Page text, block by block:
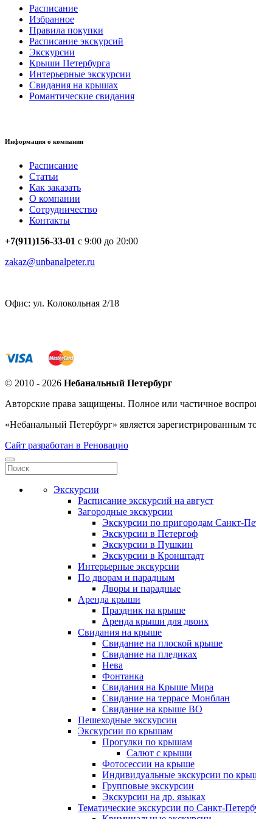
Расписание
Избранное
Правила покупки
Расписание экскурсий
Экскурсии
Крыши Петербурга
Интерьерные экскурсии
Свидания на крышах
Романтические свидания
Информация о компании
Расписание
Статьи
Как заказать
О компании
Сотрудничество
Контакты
+7(911)156-33-01 с 9:00 до 20:00
zakaz@unbanalpeter.ru
Офис: ул. Колокольная 2/18
© 2010 - 2026 Небанальный Петербург
Авторские права защищены. Полное или частичное
«Небанальный Петербург» является зарегистрированным
Сайт разработан в Реновацио
Экскурсии
Расписание экскурсий на август
Загородные экскурсии
Экскурсии по пригородам Санкт-
Экскурсии в Петергоф
Экскурсии в Пушкин
Экскурсии в Кронштадт
Интерьерные экскурсии
По дворам и парадным
Дворы и парадные
Аренда крыши
Праздник на крыше
Аренда крыши для двоих
Свидания на крыше
Свидание на плоской крыше
Свидание на пледиках
Нева
Фонтанка
Свидания на Крыше Мира
Свидание на террасе Монблан
Свидание на крыше ВО
Пешеходные экскурсии
Экскурсии по крышам
Прогулки по крышам
Салют с крыши
Фотосессии на крыше
Индивидуальные экскурсии по
Групповые экскурсии
Экскурсии на др. языках
Тематические экскурсии по Санкт-